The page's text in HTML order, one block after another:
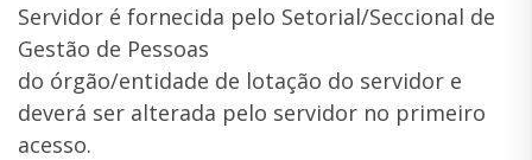
Servidor é fornecida pelo Setorial/Seccional de
Gestão de Pessoas
do órgão/entidade de lotação do servidor e
deverá ser alterada pelo servidor no primeiro
acesso.